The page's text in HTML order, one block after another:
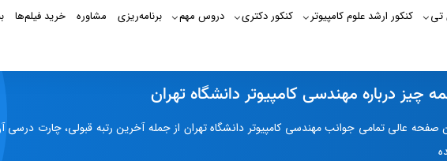
تی کنکور ارشد علوم کامپیوتر کنکور دکتری دروس مهم برنامه‌‌ریزی مشاوره خرید فیلم‌ها
چیز درباره مهندسی کامپیوتر دانشگاه تهران
صفحه عالی تمامی جوانب مهندسی کامپیوتر دانشگاه تهران از جمله آخرین رتبه قبولی، چارت درسی